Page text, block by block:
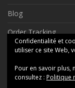
Blog
Order Tracking
Contact
Social Profiles
Confidentialité et
utiliser ce site Web,
Pour en savoir plus,
consultez : Politique